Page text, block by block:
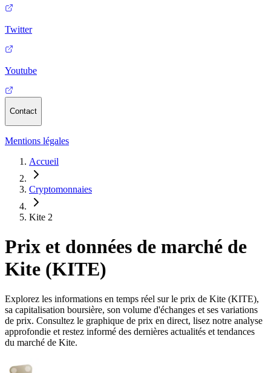
Twitter
Youtube
Contact
Mentions légales
Accueil
Cryptomonnaies
Kite 2
Prix et données de marché de
Kite (KITE)
Explorez les informations en temps réel sur le prix de Kite (KITE),
sa capitalisation boursière, son volume d'échanges et ses variations
de prix. Consultez le graphique de prix en direct, lisez notre analyse
approfondie et restez informé des dernières actualités et tendances
du marché de Kite.